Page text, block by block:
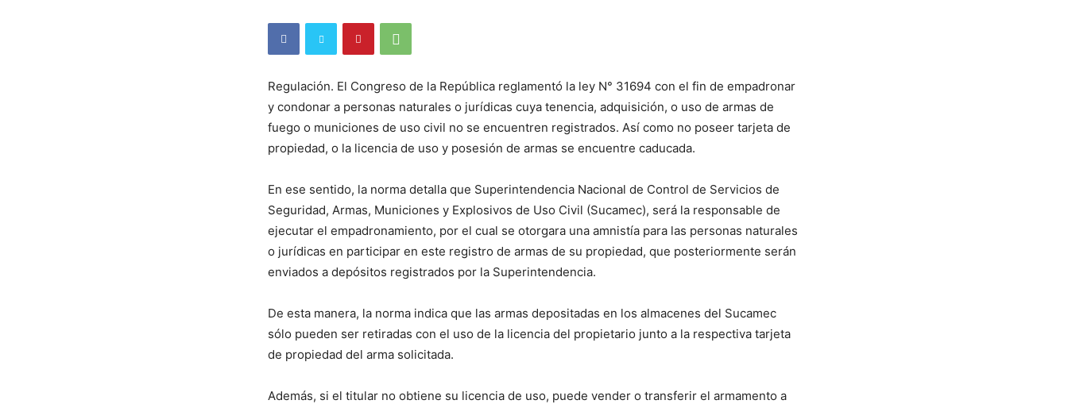
Regulación. El Congreso de la República reglamentó la ley N° 31694 con el fin de empadronar
y condonar a personas naturales o jurídicas cuya tenencia, adquisición, o uso de armas de
fuego o municiones de uso civil no se encuentren registrados. Así como no poseer tarjeta de
propiedad, o la licencia de uso y posesión de armas se encuentre caducada.
En ese sentido, la norma detalla que Superintendencia Nacional de Control de Servicios de
Seguridad, Armas, Municiones y Explosivos de Uso Civil (Sucamec), será la responsable de
ejecutar el empadronamiento, por el cual se otorgara una amnistía para las personas naturales
o jurídicas en participar en este registro de armas de su propiedad, que posteriormente serán
enviados a depósitos registrados por la Superintendencia.
De esta manera, la norma indica que las armas depositadas en los almacenes del Sucamec
sólo pueden ser retiradas con el uso de la licencia del propietario junto a la respectiva tarjeta
de propiedad del arma solicitada.
Además, si el titular no obtiene su licencia de uso, puede vender o transferir el armamento a